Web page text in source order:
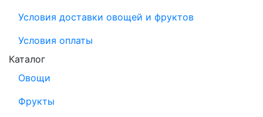
Условия доставки овощей и фруктов
Условия оплаты
Каталог
Овощи
Фрукты